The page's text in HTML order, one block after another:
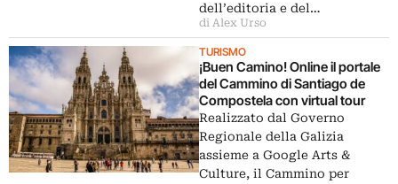
dell’editoria e del…
di Alex Urso
TURISMO
¡Buen Camino! Online il portale
del Cammino di Santiago de
Compostela con virtual tour
Realizzato dal Governo
Regionale della Galizia
assieme a Google Arts &
Culture, il Cammino per